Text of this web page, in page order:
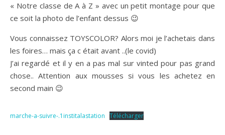
« Notre classe de A à Z » avec un petit montage pour que
ce soit la photo de l’enfant dessus 😉
Vous connaissez TOYSCOLOR? Alors moi je l’achetais dans
les foires… mais ça c était avant ..(le covid)
J’ai regardé et il y en a pas mal sur vinted pour pas grand
chose.. Attention aux mousses si vous les achetez en
second main 😉
marche-a-suivre-.1institalastation Télécharger